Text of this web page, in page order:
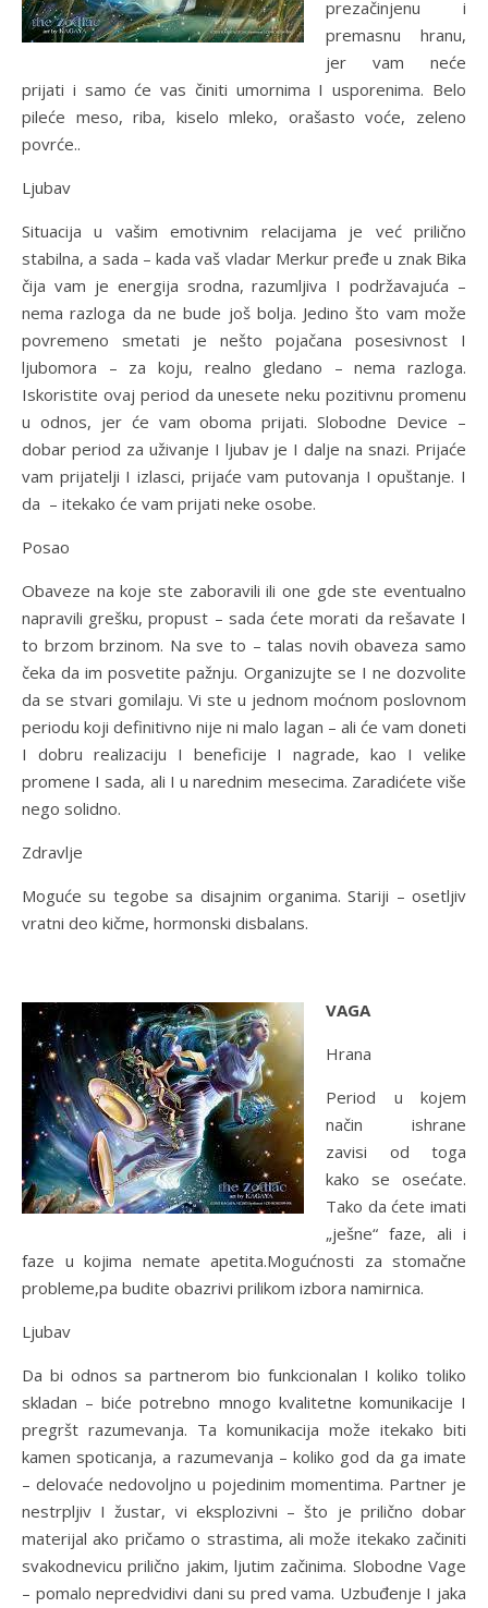
prezačinjenu i
premasnu hranu,
jer vam neće
prijati i samo će vas činiti umornima I usporenima. Belo
pileće meso, riba, kiselo mleko, orašasto voće, zeleno
povrće..
Ljubav
Situacija u vašim emotivnim relacijama je već prilično
stabilna, a sada – kada vaš vladar Merkur pređe u znak Bika
čija vam je energija srodna, razumljiva I podržavajuća –
nema razloga da ne bude još bolja. Jedino što vam može
povremeno smetati je nešto pojačana posesivnost I
ljubomora – za koju, realno gledano – nema razloga.
Iskoristite ovaj period da unesete neku pozitivnu promenu
u odnos, jer će vam oboma prijati. Slobodne Device –
dobar period za uživanje I ljubav je I dalje na snazi. Prijaće
vam prijatelji I izlasci, prijaće vam putovanja I opuštanje. I
da – itekako će vam prijati neke osobe.
Posao
Obaveze na koje ste zaboravili ili one gde ste eventualno
napravili grešku, propust – sada ćete morati da rešavate I
to brzom brzinom. Na sve to – talas novih obaveza samo
čeka da im posvetite pažnju. Organizujte se I ne dozvolite
da se stvari gomilaju. Vi ste u jednom moćnom poslovnom
periodu koji definitivno nije ni malo lagan – ali će vam doneti
I dobru realizaciju I beneficije I nagrade, kao I velike
promene I sada, ali I u narednim mesecima. Zaradićete više
nego solidno.
Zdravlje
Moguće su tegobe sa disajnim organima. Stariji – osetljiv
vratni deo kičme, hormonski disbalans.
VAGA
Hrana
Period u kojem
način ishrane
zavisi od toga
kako se osećate.
Tako da ćete imati
„ješne“ faze, ali i
faze u kojima nemate apetita.Mogućnosti za stomačne
probleme,pa budite obazrivi prilikom izbora namirnica.
Ljubav
Da bi odnos sa partnerom bio funkcionalan I koliko toliko
skladan – biće potrebno mnogo kvalitetne komunikacije I
pregršt razumevanja. Ta komunikacija može itekako biti
kamen spoticanja, a razumevanja – koliko god da ga imate
– delovaće nedovoljno u pojedinim momentima. Partner je
nestrpljiv I žustar, vi eksplozivni – što je prilično dobar
materijal ako pričamo o strastima, ali može itekako začiniti
svakodnevicu prilično jakim, ljutim začinima. Slobodne Vage
– pomalo nepredvidivi dani su pred vama. Uzbuđenje I jaka